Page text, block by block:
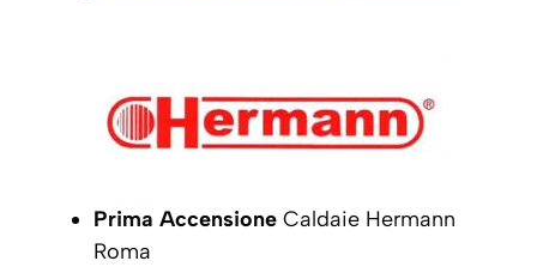
Prima Accensione Caldaie Hermann
Roma